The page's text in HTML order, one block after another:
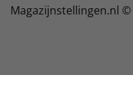
Magazijnstellingen.nl